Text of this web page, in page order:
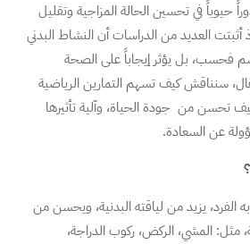
حيوياً في تحسين الحالة المزاجية وتقليل
أثبتت العديد من الدراسات أن النشاط البدني
فحسب، بل يؤثر إيجاباً على الصحة
سنناقش كيف تسهم التمارين الرياضية
تحسن من جودة الحياة، وآلية تأثيرها
عن السعادة.
يزيد من لياقته البدنية، ويحسن من
المشي، الركض، ركوب الدراجة،